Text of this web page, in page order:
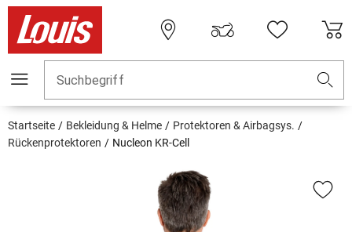
Suchbegriff
Startseite Bekleidung & Helme
Protektoren & Airbagsys.
Rückenprotektoren
Nucleon KR-Cell